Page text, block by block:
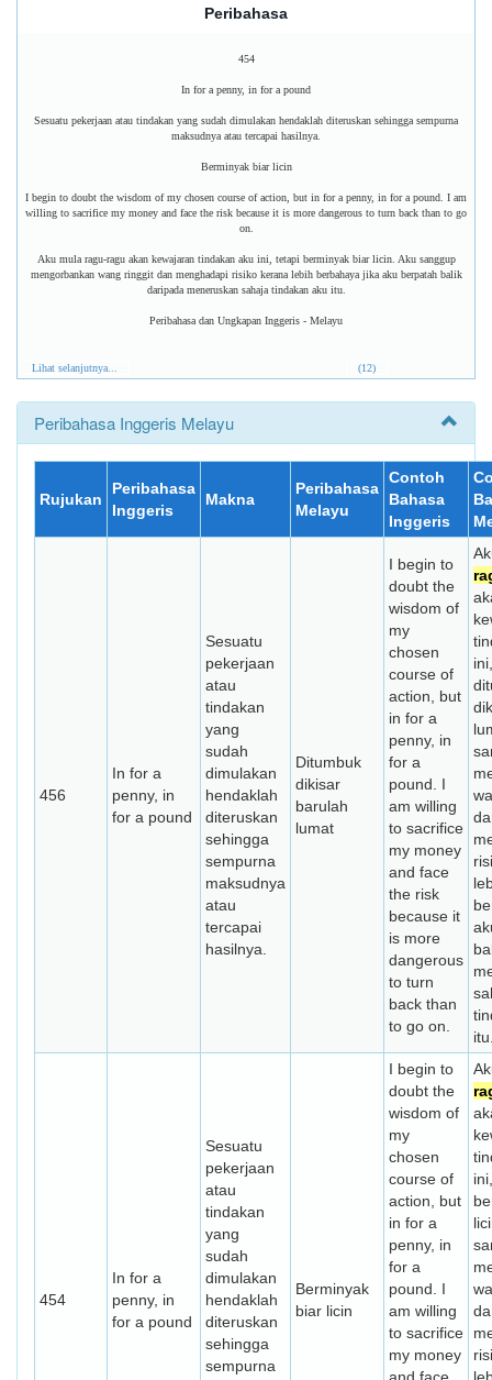
Peribahasa
454
In for a penny, in for a pound
Sesuatu pekerjaan atau tindakan yang sudah dimulakan hendaklah diteruskan sehingga sempurna
maksudnya atau tercapai hasilnya.
Berminyak biar licin
I begin to doubt the wisdom of my chosen course of action, but in for a penny, in for a pound. I am
willing to sacrifice my money and face the risk because it is more dangerous to turn back than to go
on.
Aku mula ragu-ragu akan kewajaran tindakan aku ini, tetapi berminyak biar licin. Aku sanggup
mengorbankan wang ringgit dan menghadapi risiko kerana lebih berbahaya jika aku berpatah balik
daripada meneruskan sahaja tindakan aku itu.
Peribahasa dan Ungkapan Inggeris - Melayu
Lihat selanjutnya... (12)
Peribahasa Inggeris Melayu
Rujukan
Peribahasa
Inggeris
Makna
Peribahasa
Melayu
Contoh
Bahasa
Inggeris
456
In for a
penny, in
for a pound
Sesuatu
pekerjaan
atau
tindakan
yang
sudah
dimulakan
hendaklah
diteruskan
sehingga
sempurna
maksudnya
atau
tercapai
hasilnya.
Ditumbuk
dikisar
barulah
lumat
I begin to
doubt the
wisdom of
my
chosen
course of
action, but
in for a
penny, in
for a
pound. I
am willing
to sacrifice
my money
and face
the risk
because it
is more
dangerous
to turn
back than
to go on.
454
In for a
penny, in
for a pound
Sesuatu
pekerjaan
atau
tindakan
yang
sudah
dimulakan
hendaklah
diteruskan
sehingga
sempurna
Berminyak
biar licin
I begin to
doubt the
wisdom of
my
chosen
course of
action, but
in for a
penny, in
for a
pound. I
am willing
to sacrifice
my money